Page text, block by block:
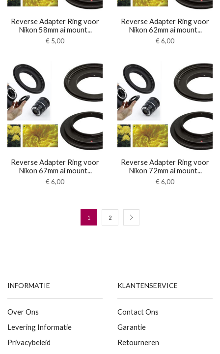
Reverse Adapter Ring voor
Nikon 58mm ai mount...
€ 5,00
Reverse Adapter Ring voor
Nikon 62mm ai mount...
€6,00
Reverse Adapter Ring voor
Nikon 67mm ai mount...
€6,00
Reverse Adapter Ring voor
Nikon 72mm ai mount...
€6,00
1 2
INFORMATIE
Over Ons
Levering Informatie
Privacybeleid
KLANTENSERVICE
Contact Ons
Garantie
Retourneren